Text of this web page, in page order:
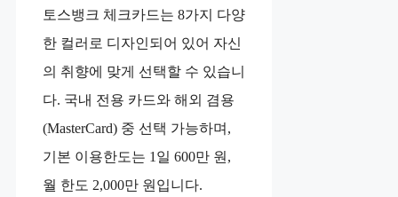
토스뱅크 체크카드는 8가지 다양
한 컬러로 디자인되어 있어 자신
의 취향에 맞게 선택할 수 있습니
다. 국내 전용 카드와 해외 겸용
(MasterCard) 중 선택 가능하며,
기본 이용한도는 1일 600만 원,
월 한도 2,000만 원입니다.